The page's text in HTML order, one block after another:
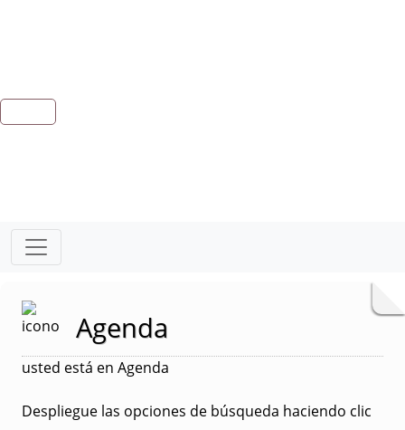
Agenda
usted está en Agenda
Despliegue las opciones de búsqueda haciendo clic